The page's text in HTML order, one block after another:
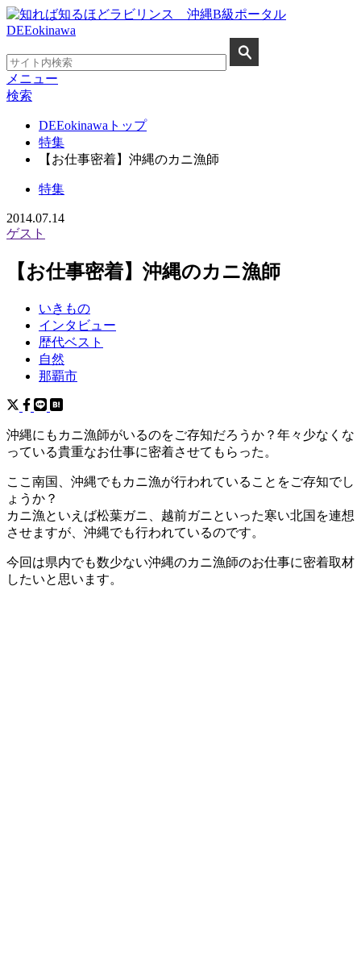
メニュー
検索
DEEokinawaトップ
特集
【お仕事密着】沖縄のカニ漁師
特集
2014.07.14
ゲスト
【お仕事密着】沖縄のカニ漁師
いきもの
インタビュー
歴代ベスト
自然
那覇市
沖縄にもカニ漁師がいるのをご存知だろうか？年々少なくな
っている貴重なお仕事に密着させてもらった。
ここ南国、沖縄でもカニ漁が行われていることをご存知でし
ょうか？
カニ漁といえば松葉ガニ、越前ガニといった寒い北国を連想
させますが、沖縄でも行われているのです。
今回は県内でも数少ない沖縄のカニ漁師のお仕事に密着取材
したいと思います。